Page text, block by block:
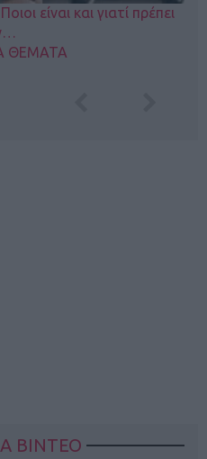
είναι και γιατί πρέπει
ΘΕΜΑΤΑ
ΒΙΝΤΕΟ